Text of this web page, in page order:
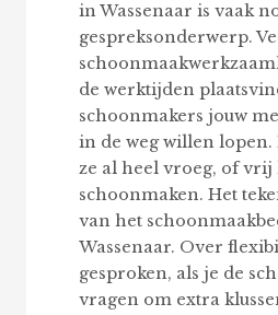
in Wassenaar is vaak
gespreksonderwerp.
de werktijden
schoonmakers jouw
in de weg willen lopen.
ze al heel vroeg, of vrij
schoonmaken. Het
van het
Wassenaar. Over
gesproken, als je de
vragen om extra